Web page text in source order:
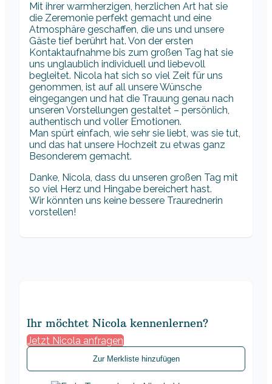
Mit ihrer warmherzigen, herzlichen Art hat sie
die Zeremonie perfekt gemacht und eine
Atmosphäre geschaffen, die uns und unsere
Gäste tief berührt hat. Von der ersten
Kontaktaufnahme bis zum großen Tag hat sie
uns unglaublich individuell und liebevoll
begleitet. Nicola hat sich so viel Zeit für uns
genommen, ist auf all unsere Wünsche
eingegangen und hat die Trauung genau nach
unseren Vorstellungen gestaltet – persönlich,
authentisch und voller Emotionen.
Man spürt einfach, wie sehr sie liebt, was sie tut,
und das hat unsere Hochzeit zu etwas ganz
Besonderem gemacht.
Danke, Nicola, dass du unseren großen Tag mit
so viel Herz und Hingabe bereichert hast.
Wir könnten uns keine bessere Traurednerin
vorstellen!
Ihr möchtet Nicola kennenlernen?
Jetzt Nicola anfragen
Zur Merkliste hinzufügen